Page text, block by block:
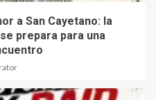
a San Cayetano: la
prepara para una